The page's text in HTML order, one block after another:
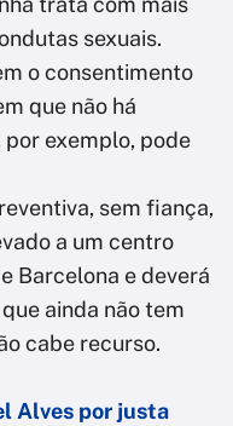
sexuais.
o consentimento
que não há
exemplo, pode
sem fiança,
a um centro
Barcelona e deverá
ainda não tem
cabe recurso.
Alves por justa